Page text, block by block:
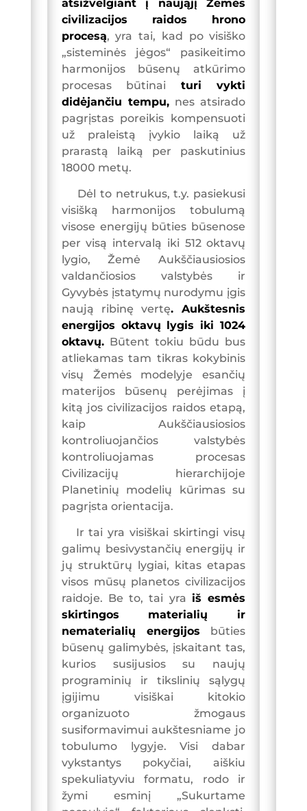
atsižvelgiant į naująjį Žemės
civilizacijos raidos hrono
procesą, yra tai, kad po visiško
„sisteminės jėgos“ pasikeitimo
harmonijos būsenų atkūrimo
procesas būtinai turi vykti
didėjančiu tempu,nes atsirado
pagrįstas poreikis kompensuoti
už praleistą įvykio laiką už
prarastą laiką per paskutinius
18000 metų.
Dėl to netrukus, t.y. pasiekusi
visišką harmonijos tobulumą
visose energijų būties būsenose
per visą intervalą iki 512 oktavų
lygio, Žemė Aukščiausiosios
valdančiosios valstybės ir
Gyvybės įstatymų nurodymu įgis
naują ribinę vertę. Aukštesnis
energijos oktavų lygis iki 1024
oktavų.Būtent tokiu būdu bus
atliekamas tam tikras kokybinis
visų Žemės modelyje esančių
materijos būsenų perėjimas į
kitą jos civilizacijos raidos etapą,
kaip Aukščiausiosios
kontroliuojančios valstybės
kontroliuojamas procesas
Civilizacijų hierarchijoje
Planetinių modelių kūrimas su
pagrįsta orientacija.
Ir tai yra visiškai skirtingi visų
galimų besivystančių energijų ir
jų struktūrų lygiai, kitas etapas
visos mūsų planetos civilizacijos
raidoje. Be to, tai yra iš esmės
skirtingos materialių ir
nematerialių energijos
būties
būsenų galimybės, įskaitant tas,
kurios susijusios su naujų
programinių ir tikslinių sąlygų
įgijimu visiškai kitokio
organizuoto žmogaus
susiformavimui aukštesniame jo
tobulumo lygyje. Visi dabar
vykstantys pokyčiai, aiškiu
spekuliatyviu formatu, rodo ir
žymi esminį „Sukurtame